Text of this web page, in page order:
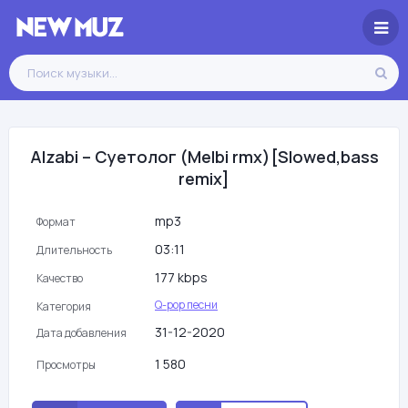
Alzabi – Суетолог (Melbi rmx)[Slowed,bass
remix]
Формат mp3
Длительность 03:11
Качество 177 kbps
Категория
Q-pop песни
Дата добавления
31-12-2020
Просмотры 1 580